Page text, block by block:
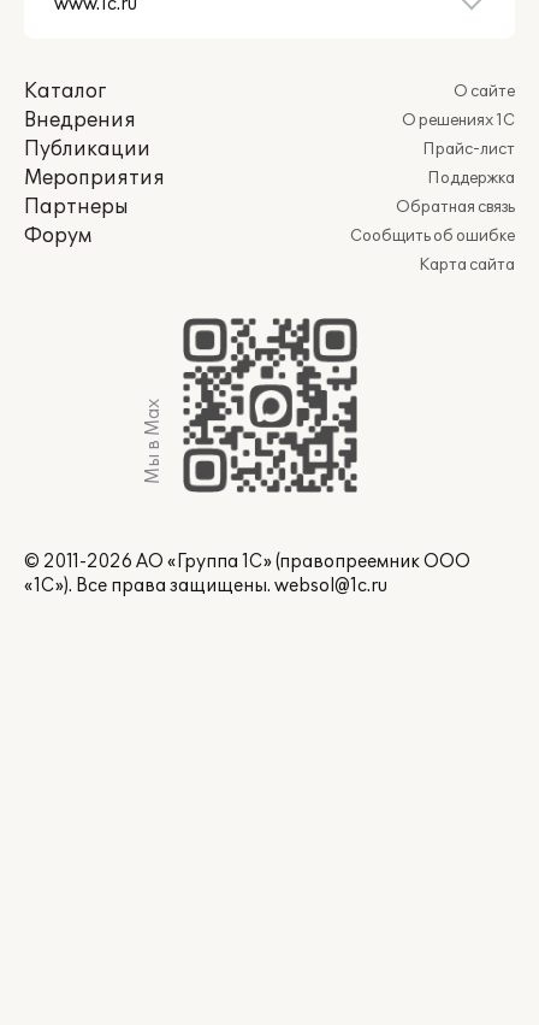
Каталог
Внедрения
Публикации
Мероприятия
Партнеры
Форум
О сайте
О решениях 1С
Прайс-лист
Поддержка
Обратная связь
Сообщить об ошибке
Карта сайта
Мы в Max
© 2011-2026 АО «Группа 1С» (правопреемник ООО
«1С»). Все права защищены. websol@1c.ru